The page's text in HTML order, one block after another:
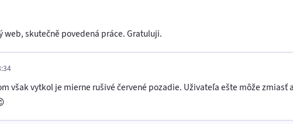
skutečně povedená práce. Gratuluji.
však vytkol je mierne rušivé červené pozadie. Uživateľa ešte môže